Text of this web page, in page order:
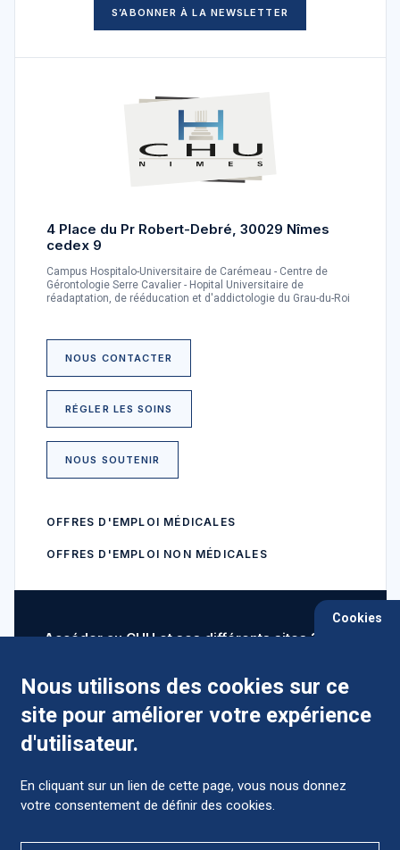
S’ABONNER À LA NEWSLETTER
4 Place du Pr Robert-Debré, 30029 Nîmes
cedex 9
Campus Hospitalo-Universitaire de Carémeau - Centre de
Gérontologie Serre Cavalier - Hopital Universitaire de
réadaptation, de rééducation et d'addictologie du Grau-du-Roi
NOUS CONTACTER
RÉGLER LES SOINS
NOUS SOUTENIR
OFFRES D'EMPLOI MÉDICALES
OFFRES D'EMPLOI NON MÉDICALES
Accéder au CHU et ses différents sites ?
Comment préparer mon hospitalisation ?
Cookies
Nous utilisons des cookies sur ce
site pour améliorer votre expérience
d'utilisateur.
En cliquant sur un lien de cette page, vous nous donnez
votre consentement de définir des cookies.